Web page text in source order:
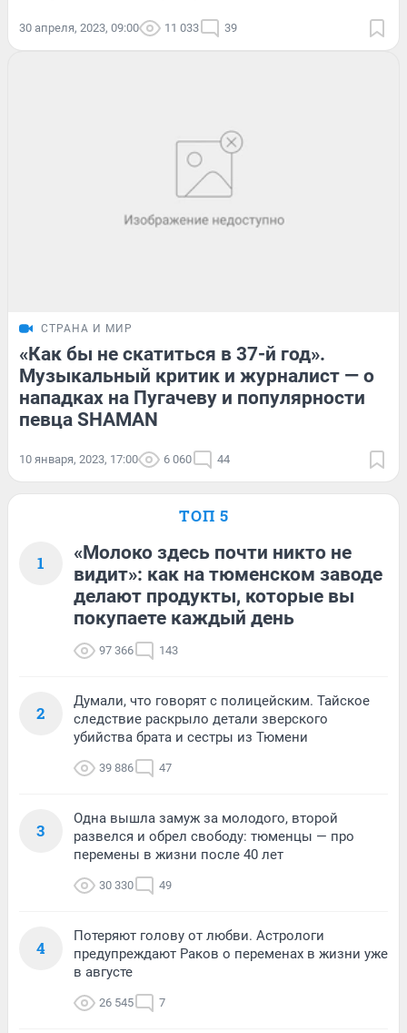
30 апреля, 2023, 09:00 11 033 39
СТРАНА И МИР
«Как бы не скатиться в 37-й год».
Музыкальный критик и журналист — о
нападках на Пугачеву и популярности
певца SHAMAN
10 января, 2023, 17:00 6 060 44
ТОП 5
1
«Молоко здесь почти никто не
видит»: как на тюменском заводе
делают продукты, которые вы
покупаете каждый день
97 366 143
2
Думали, что говорят с полицейским. Тайское
следствие раскрыло детали зверского
убийства брата и сестры из Тюмени
39 886 47
3
Одна вышла замуж за молодого, второй
развелся и обрел свободу: тюменцы — про
перемены в жизни после 40 лет
30 330 49
4
Потеряют голову от любви. Астрологи
предупреждают Раков о переменах в жизни уже
в августе
26 545 7